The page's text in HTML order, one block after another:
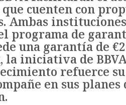
cuenten con
Ambas
programa de
una garantía de
la iniciativa de
refuerce
en sus planes